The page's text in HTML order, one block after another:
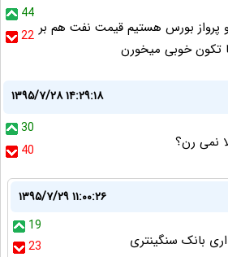
44
22 80 هزار و پرواز بورس هستیم قیمت نفت هم بر
تکون خوبی میخورن
۱۳۹۵/۷/۲۸ ۱۴:۲۹:۱۸
30
40
نمی رن؟
۱۳۹۵/۷/۲۹ ۱۱:۰۰:۲۶
19
23
بانک سنگینتری